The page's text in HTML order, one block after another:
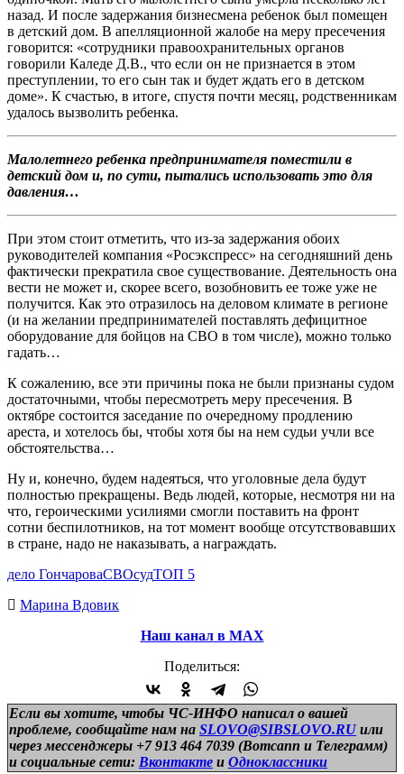
назад. И после задержания бизнесмена ребенок был помещен
в детский дом. В апелляционной жалобе на меру пресечения
говорится: «сотрудники правоохранительных органов
говорили Каледе Д.В., что если он не признается в этом
преступлении, то его сын так и будет ждать его в детском
доме». К счастью, в итоге, спустя почти месяц, родственникам
удалось вызволить ребенка.
Малолетнего ребенка предпринимателя поместили в
детский дом и, по сути, пытались использовать это для
давления…
При этом стоит отметить, что из-за задержания обоих
руководителей компания «Росэкспресс» на сегодняшний день
фактически прекратила свое существование. Деятельность она
вести не может и, скорее всего, возобновить ее тоже уже не
получится. Как это отразилось на деловом климате в регионе
(и на желании предпринимателей поставлять дефицитное
оборудование для бойцов на СВО в том числе), можно только
гадать…
К сожалению, все эти причины пока не были признаны судом
достаточными, чтобы пересмотреть меру пресечения. В
октябре состоится заседание по очередному продлению
ареста, и хотелось бы, чтобы хотя бы на нем судьи учли все
обстоятельства…
Ну и, конечно, будем надеяться, что уголовные дела будут
полностью прекращены. Ведь людей, которые, несмотря ни на
что, героическими усилиями смогли поставить на фронт
сотни беспилотников, на тот момент вообще отсутствовавших
в стране, надо не наказывать, а награждать.
дело ГончароваСВОсудТОП 5
Марина Вдовик
Наш канал в МАХ
Поделиться:
Если вы хотите, чтобы ЧС-ИНФО написал о вашей
проблеме, сообщайте нам на SLOVO@SIBSLOVO.RU или
через мессенджеры +7 913 464 7039 (Вотсапп и Телеграмм)
и социальные сети: Вконтакте и Одноклассники